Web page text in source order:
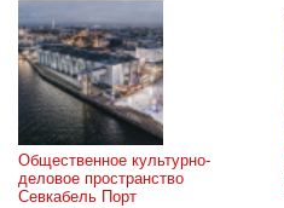
Общественное культурно-
деловое пространство
Севкабель Порт